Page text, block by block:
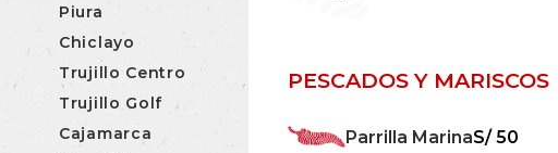
Piura
Chiclayo
Trujillo Centro
Trujillo Golf
Cajamarca
PESCADOS Y MARISCOS
Parrilla MarinaS/ 50